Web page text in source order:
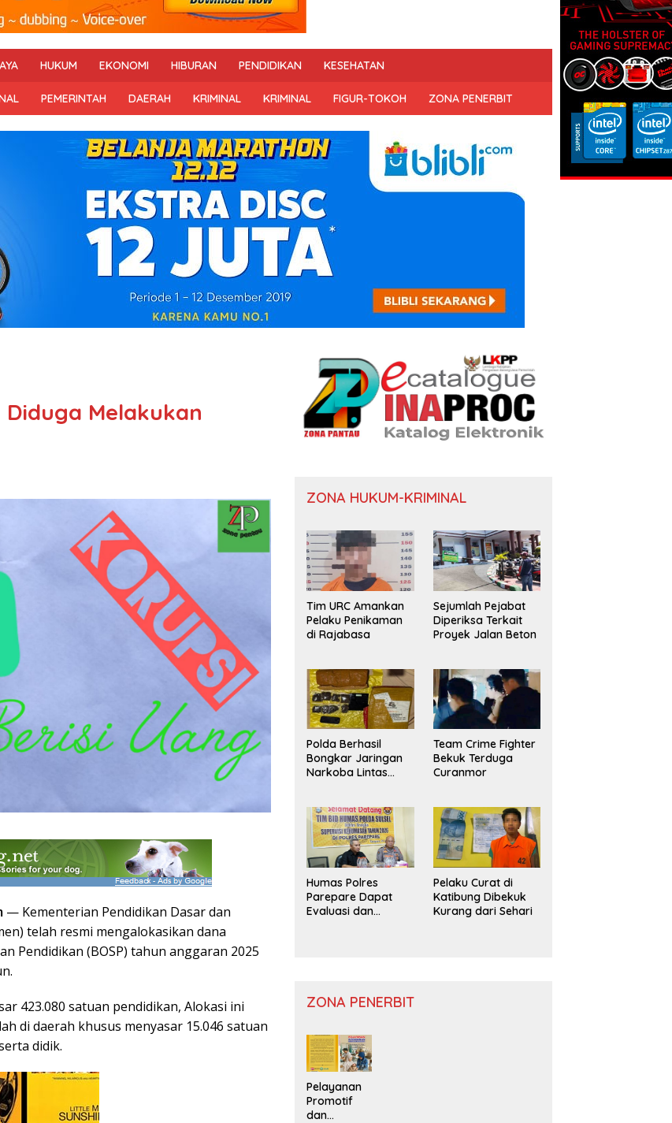
HUKUM EKONOMI HIBURAN PENDIDIKAN KESEHATAN
PEMERINTAH DAERAH KRIMINAL KRIMINAL FIGUR-TOKOH ZONA PENERBIT
Melakukan
— Kementerian Pendidikan Dasar dan
telah resmi mengalokasikan dana
Pendidikan (BOSP) tahun anggaran 2025
423.080 satuan pendidikan, Alokasi ini
di daerah khusus menyasar 15.046 satuan
didik.
ZONA HUKUM-KRIMINAL
Tim URC Amankan
Pelaku Penikaman
di Rajabasa
Sejumlah Pejabat
Diperiksa Terkait
Proyek Jalan Beton
Polda Berhasil
Bongkar Jaringan
Narkoba Lintas
Team Crime Fighter
Bekuk Terduga
Curanmor
Humas Polres
Parepare Dapat
Evaluasi dan
Pelaku Curat di
Katibung Dibekuk
Kurang dari Sehari
ZONA PENERBIT
Pelayanan
Promotif
dan